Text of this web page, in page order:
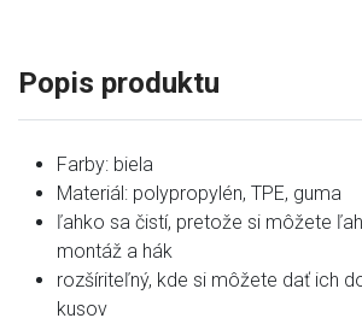
Popis produktu
Farby: biela
Materiál: polypropylén, TPE, guma
ľahko sa čistí, pretože si môžete
montáž a hák
rozšíriteľný, kde si môžete dať ich
kusov